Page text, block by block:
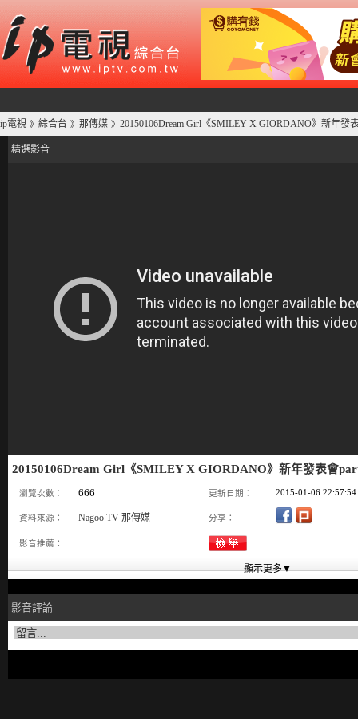
ip電視 》 綜合台 》 那傳媒 》 20150106Dream Girl《SMILEY X GIORDANO》新年發
精選影音
20150106Dream Girl《SMILEY X GIORDANO》新年發表會
瀏覽次數： 666 更新日期： 2015-01-06 22:57:54
資料來源： Nagoo TV 那傳媒 分享：
影音推薦：
影音評論